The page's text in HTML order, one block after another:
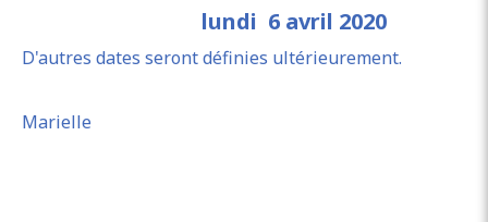
lundi 6 avril 2020
D'autres dates seront définies ultérieurement.
Marielle